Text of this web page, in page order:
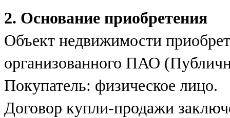
2. Основание приобретения
Объект недвижимости
организованного ПАО
Покупатель: физическое лицо.
Договор купли-продажи